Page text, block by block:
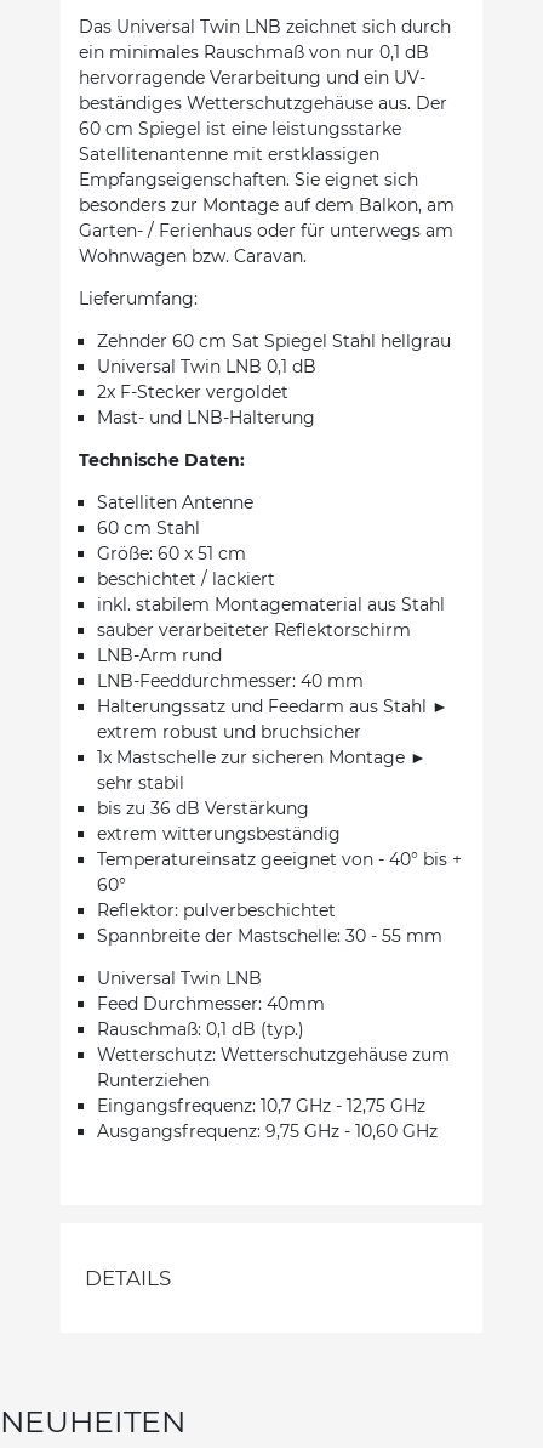
Das Universal Twin LNB zeichnet sich durch
ein minimales Rauschmaß von nur 0,1 dB
hervorragende Verarbeitung und ein UV-
beständiges Wetterschutzgehäuse aus. Der
60 cm Spiegel ist eine leistungsstarke
Satellitenantenne mit erstklassigen
Empfangseigenschaften. Sie eignet sich
besonders zur Montage auf dem Balkon, am
Garten- / Ferienhaus oder für unterwegs am
Wohnwagen bzw. Caravan.
Lieferumfang:
Zehnder 60 cm Sat Spiegel Stahl hellgrau
Universal Twin LNB 0,1 dB
2x F-Stecker vergoldet
Mast- und LNB-Halterung
Technische Daten:
Satelliten Antenne
60 cm Stahl
Größe: 60 x 51 cm
beschichtet / lackiert
inkl. stabilem Montagematerial aus Stahl
sauber verarbeiteter Reflektorschirm
LNB-Arm rund
LNB-Feeddurchmesser: 40 mm
Halterungssatz und Feedarm aus Stahl ►
extrem robust und bruchsicher
1x Mastschelle zur sicheren Montage ►
sehr stabil
bis zu 36 dB Verstärkung
extrem witterungsbeständig
Temperatureinsatz geeignet von - 40° bis +
60°
Reflektor: pulverbeschichtet
Spannbreite der Mastschelle: 30 - 55 mm
Universal Twin LNB
Feed Durchmesser: 40mm
Rauschmaß: 0,1 dB (typ.)
Wetterschutz: Wetterschutzgehäuse zum
Runterziehen
Eingangsfrequenz: 10,7 GHz - 12,75 GHz
Ausgangsfrequenz: 9,75 GHz - 10,60 GHz
DETAILS
NEUHEITEN